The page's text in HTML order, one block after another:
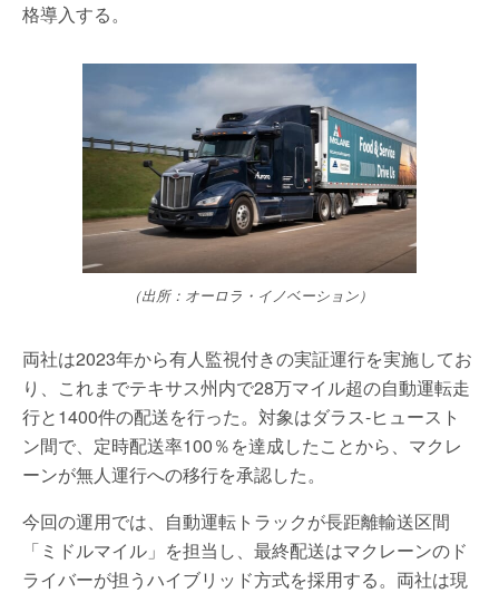
格導入する。
（出所：オーロラ・イノベーション）
両社は2023年から有人監視付きの実証運行を実施してお
り、これまでテキサス州内で28万マイル超の自動運転走
行と1400件の配送を行った。対象はダラス-ヒュースト
ン間で、定時配送率100％を達成したことから、マクレ
ーンが無人運行への移行を承認した。
今回の運用では、自動運転トラックが長距離輸送区間
「ミドルマイル」を担当し、最終配送はマクレーンのド
ライバーが担うハイブリッド方式を採用する。両社は現